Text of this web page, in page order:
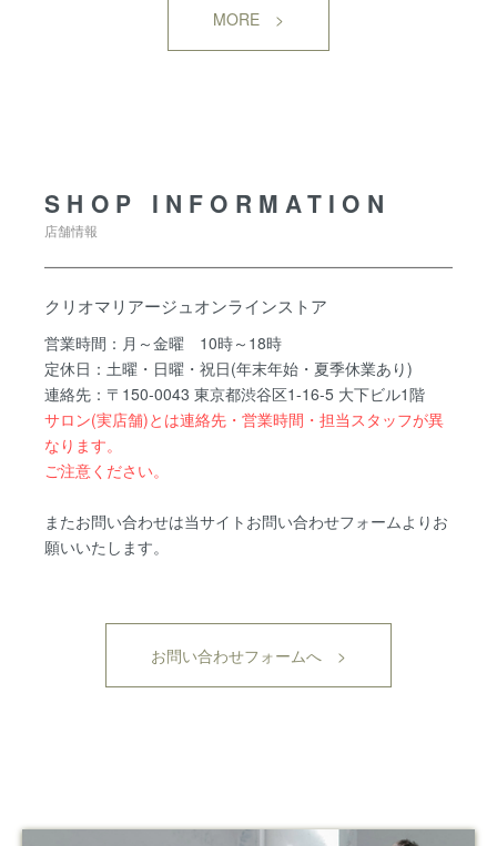
MORE >
SHOP INFORMATION
店舗情報
クリオマリアージュオンラインストア
営業時間：月～金曜 10時～18時
定休日：土曜・日曜・祝日(年末年始・夏季休業あり)
連絡先：〒150-0043 東京都渋谷区1-16-5 大下ビル1階
サロン(実店舗)とは連絡先・営業時間・担当スタッフが異
なります。
ご注意ください。
またお問い合わせは当サイトお問い合わせフォームよりお
願いいたします。
お問い合わせフォームへ >